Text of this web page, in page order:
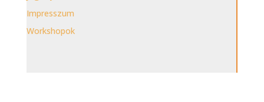
Impresszum
Workshopok